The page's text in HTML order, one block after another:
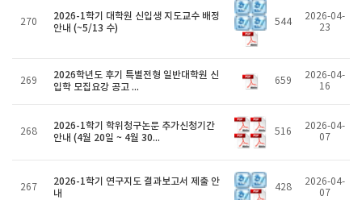
270
2026-1학기 대학원 신입생 지도교수 배정
안내 (~5/13 수)
544
2026-04-
23
269
2026학년도 후기 특별전형 일반대학원 신
입학 모집요강 공고 ...
659
2026-04-
16
268
2026-1학기 학위청구논문 추가신청기간
안내 (4월 20일 ~ 4월 30...
516
2026-04-
07
267
2026-1학기 연구지도 결과보고서 제출 안
내
428
2026-04-
07